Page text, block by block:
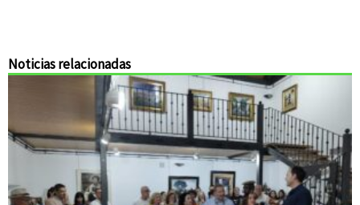
Noticias relacionadas